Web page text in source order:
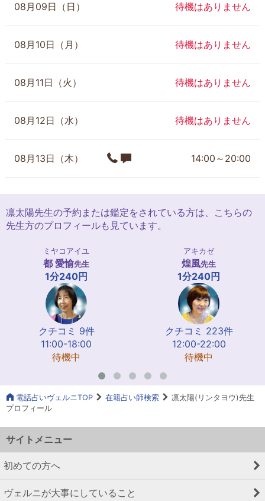
08月09日（日） 待機はありません
08月10日（月） 待機はありません
08月11日（火） 待機はありません
08月12日（水） 待機はありません
08月13日（木） 14:00～20:00
凛太陽先生の予約または鑑定をされている方は、こちらの
先生方のプロフィールも見ています。
ミヤコアイユ
都 愛愉先生
1分240円
クチコミ 9件
11:00-18:00
待機中
アキカゼ
煌風先生
1分240円
クチコミ 223件
12:00-22:00
待機中
電話占いヴェルニTOP 在籍占い師検索
凛太陽(リンタヨウ)先生
プロフィール
サイトメニュー
初めての方へ
ヴェルニが大事にしていること